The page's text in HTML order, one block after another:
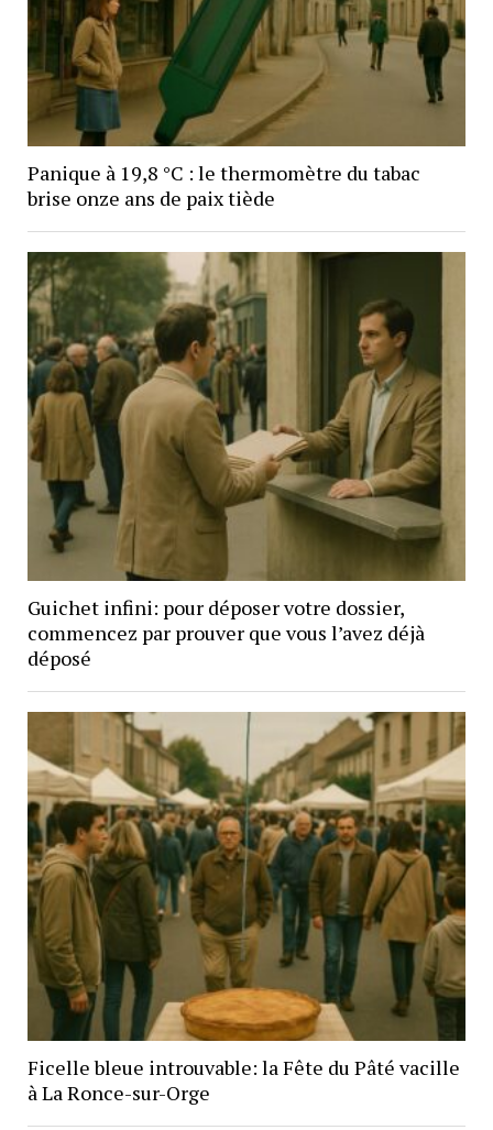
Panique à 19,8 °C : le thermomètre du tabac
brise onze ans de paix tiède
Guichet infini: pour déposer votre dossier,
commencez par prouver que vous l’avez déjà
déposé
Ficelle bleue introuvable: la Fête du Pâté vacille
à La Ronce-sur-Orge